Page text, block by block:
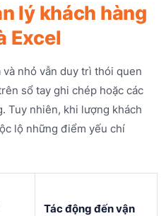
lý khách hàng
Excel
nhỏ vẫn duy trì thói quen
sổ tay ghi chép hoặc các
Tuy nhiên, khi lượng khách
lộ những điểm yếu chí
Tác động đến vận